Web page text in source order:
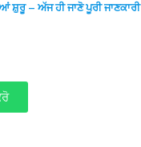
– ਅੱਜ ਹੀ ਜਾਣੋ ਪੂਰੀ ਜਾਣਕਾਰੀ